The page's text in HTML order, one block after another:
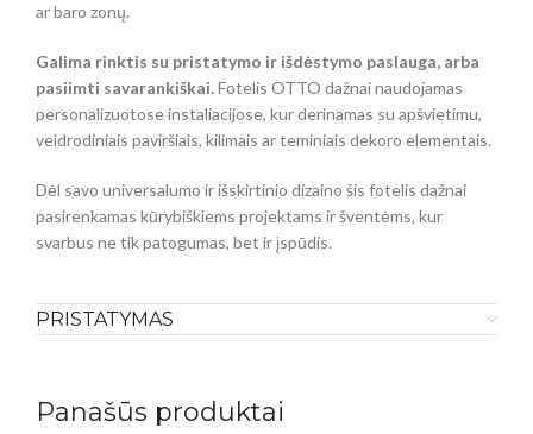
ar baro zonų.
Galima rinktis su pristatymo ir išdėstymo paslauga, arba
pasiimti savarankiškai.Fotelis OTTO dažnai naudojamas
personalizuotose instaliacijose, kur derinamas su apšvietimu,
veidrodiniais paviršiais, kilimais ar teminiais dekoro elementais.
Dėl savo universalumo ir išskirtinio dizaino šis fotelis dažnai
pasirenkamas kūrybiškiems projektams ir šventėms, kur
svarbus ne tik patogumas, bet ir įspūdis.
PRISTATYMAS
Panašūs produktai